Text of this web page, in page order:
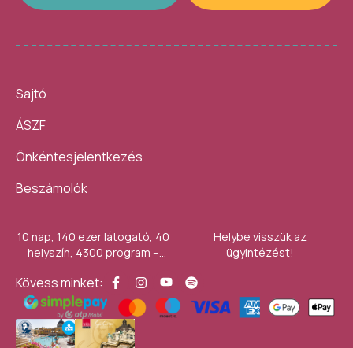
Sajtó
ÁSZF
Önkéntesjelentkezés
Beszámolók
10 nap, 140 ezer látogató, 40
helyszín, 4300 program –
Művészetek Völgye
Helybe visszük az
ügyintézést!
Kövess minket: